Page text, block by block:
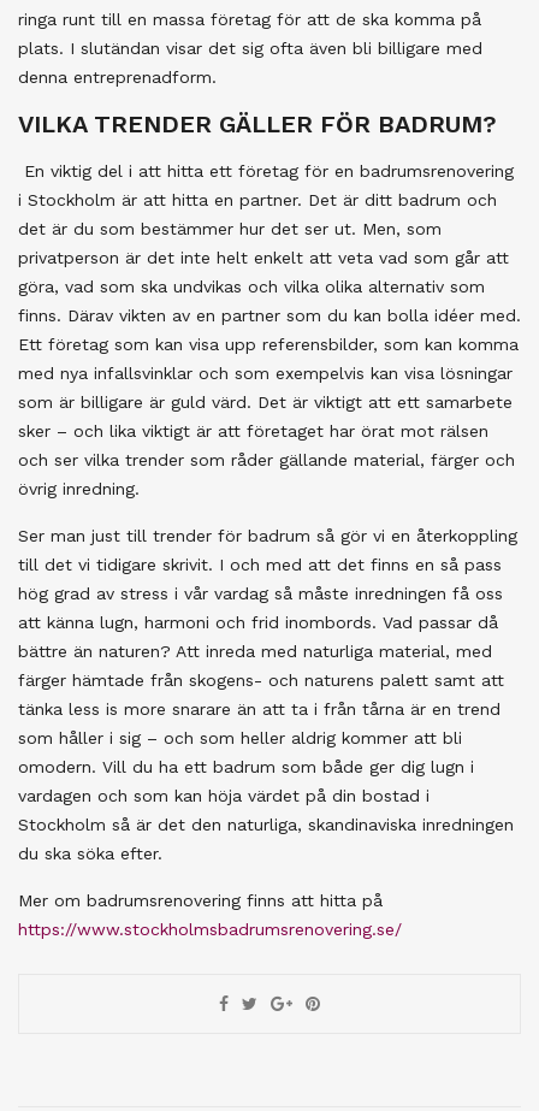
ringa runt till en massa företag för att de ska komma på
plats. I slutändan visar det sig ofta även bli billigare med
denna entreprenadform.
VILKA TRENDER GÄLLER FÖR BADRUM?
En viktig del i att hitta ett företag för en badrumsrenovering
i Stockholm är att hitta en partner. Det är ditt badrum och
det är du som bestämmer hur det ser ut. Men, som
privatperson är det inte helt enkelt att veta vad som går att
göra, vad som ska undvikas och vilka olika alternativ som
finns. Därav vikten av en partner som du kan bolla idéer med.
Ett företag som kan visa upp referensbilder, som kan komma
med nya infallsvinklar och som exempelvis kan visa lösningar
som är billigare är guld värd. Det är viktigt att ett samarbete
sker – och lika viktigt är att företaget har örat mot rälsen
och ser vilka trender som råder gällande material, färger och
övrig inredning.
Ser man just till trender för badrum så gör vi en återkoppling
till det vi tidigare skrivit. I och med att det finns en så pass
hög grad av stress i vår vardag så måste inredningen få oss
att känna lugn, harmoni och frid inombords. Vad passar då
bättre än naturen? Att inreda med naturliga material, med
färger hämtade från skogens- och naturens palett samt att
tänka less is more snarare än att ta i från tårna är en trend
som håller i sig – och som heller aldrig kommer att bli
omodern. Vill du ha ett badrum som både ger dig lugn i
vardagen och som kan höja värdet på din bostad i
Stockholm så är det den naturliga, skandinaviska inredningen
du ska söka efter.
Mer om badrumsrenovering finns att hitta på
https://www.stockholmsbadrumsrenovering.se/